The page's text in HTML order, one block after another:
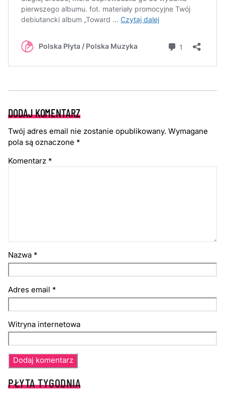
DODAJ KOMENTARZ
Twój adres email nie zostanie opublikowany. Wymagane
pola są oznaczone *
Komentarz *
Nazwa *
Adres email *
Witryna internetowa
PŁYTA TYGODNIA